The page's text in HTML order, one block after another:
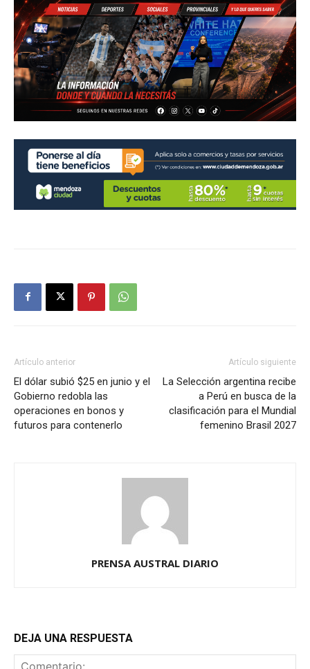
Artículo anterior
El dólar subió $25 en junio y el
Gobierno redobla las
operaciones en bonos y
futuros para contenerlo
Artículo siguiente
La Selección argentina recibe
a Perú en busca de la
clasificación para el Mundial
femenino Brasil 2027
PRENSA AUSTRAL DIARIO
DEJA UNA RESPUESTA